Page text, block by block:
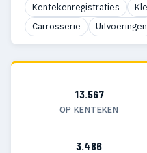
Kentekenregistraties
Carrosserie
Uitvoeringen
13.567
OP KENTEKEN
3.486